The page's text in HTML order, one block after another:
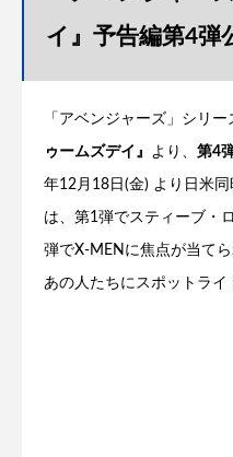
イ』予告編第4弾
「アベンジャーズ」シリー
ゥームズデイ』 より、 第4
年12月18日(金) より日米
は、第1弾でスティーブ・
弾でX-MENに焦点が当て
あの人たちにスポットライ